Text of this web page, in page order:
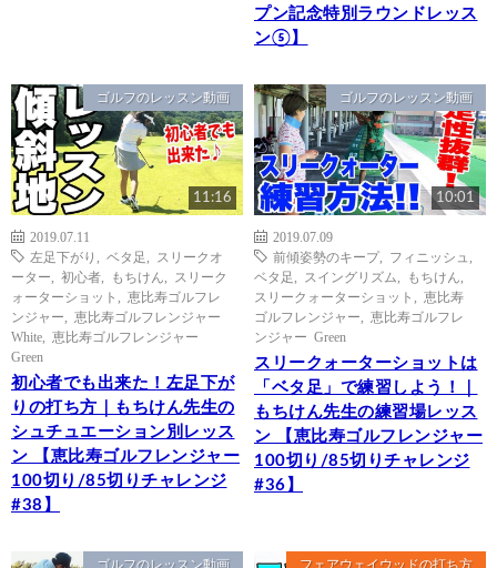
プン記念特別ラウンドレッス
ン⑤】
ゴルフのレッスン動画
11:16
2019.07.11
左足下がり
ベタ足
スリークオ
ーター
初心者 もちけん
スリーク
ォーターショット
恵比寿ゴルフレ
ンジャー
恵比寿ゴルフレンジャー
White
恵比寿ゴルフレンジャー
Green
初心者でも出来た！左足下が
りの打ち方｜もちけん先生の
シュチュエーション別レッス
ン 【恵比寿ゴルフレンジャー
100切り/85切りチャレンジ
#38】
ゴルフのレッスン動画
10:01
2019.07.09
前傾姿勢のキープ, フィニッシュ
ベタ足
スイングリズム もちけん
スリークォーターショット
恵比寿
ゴルフレンジャー
恵比寿ゴルフレ
ンジャー Green
スリークォーターショットは
「ベタ足」で練習しよう！｜
もちけん先生の練習場レッス
ン 【恵比寿ゴルフレンジャー
100切り/85切りチャレンジ
#36】
ゴルフのレッスン動画 フェアウェイウッドの打ち方